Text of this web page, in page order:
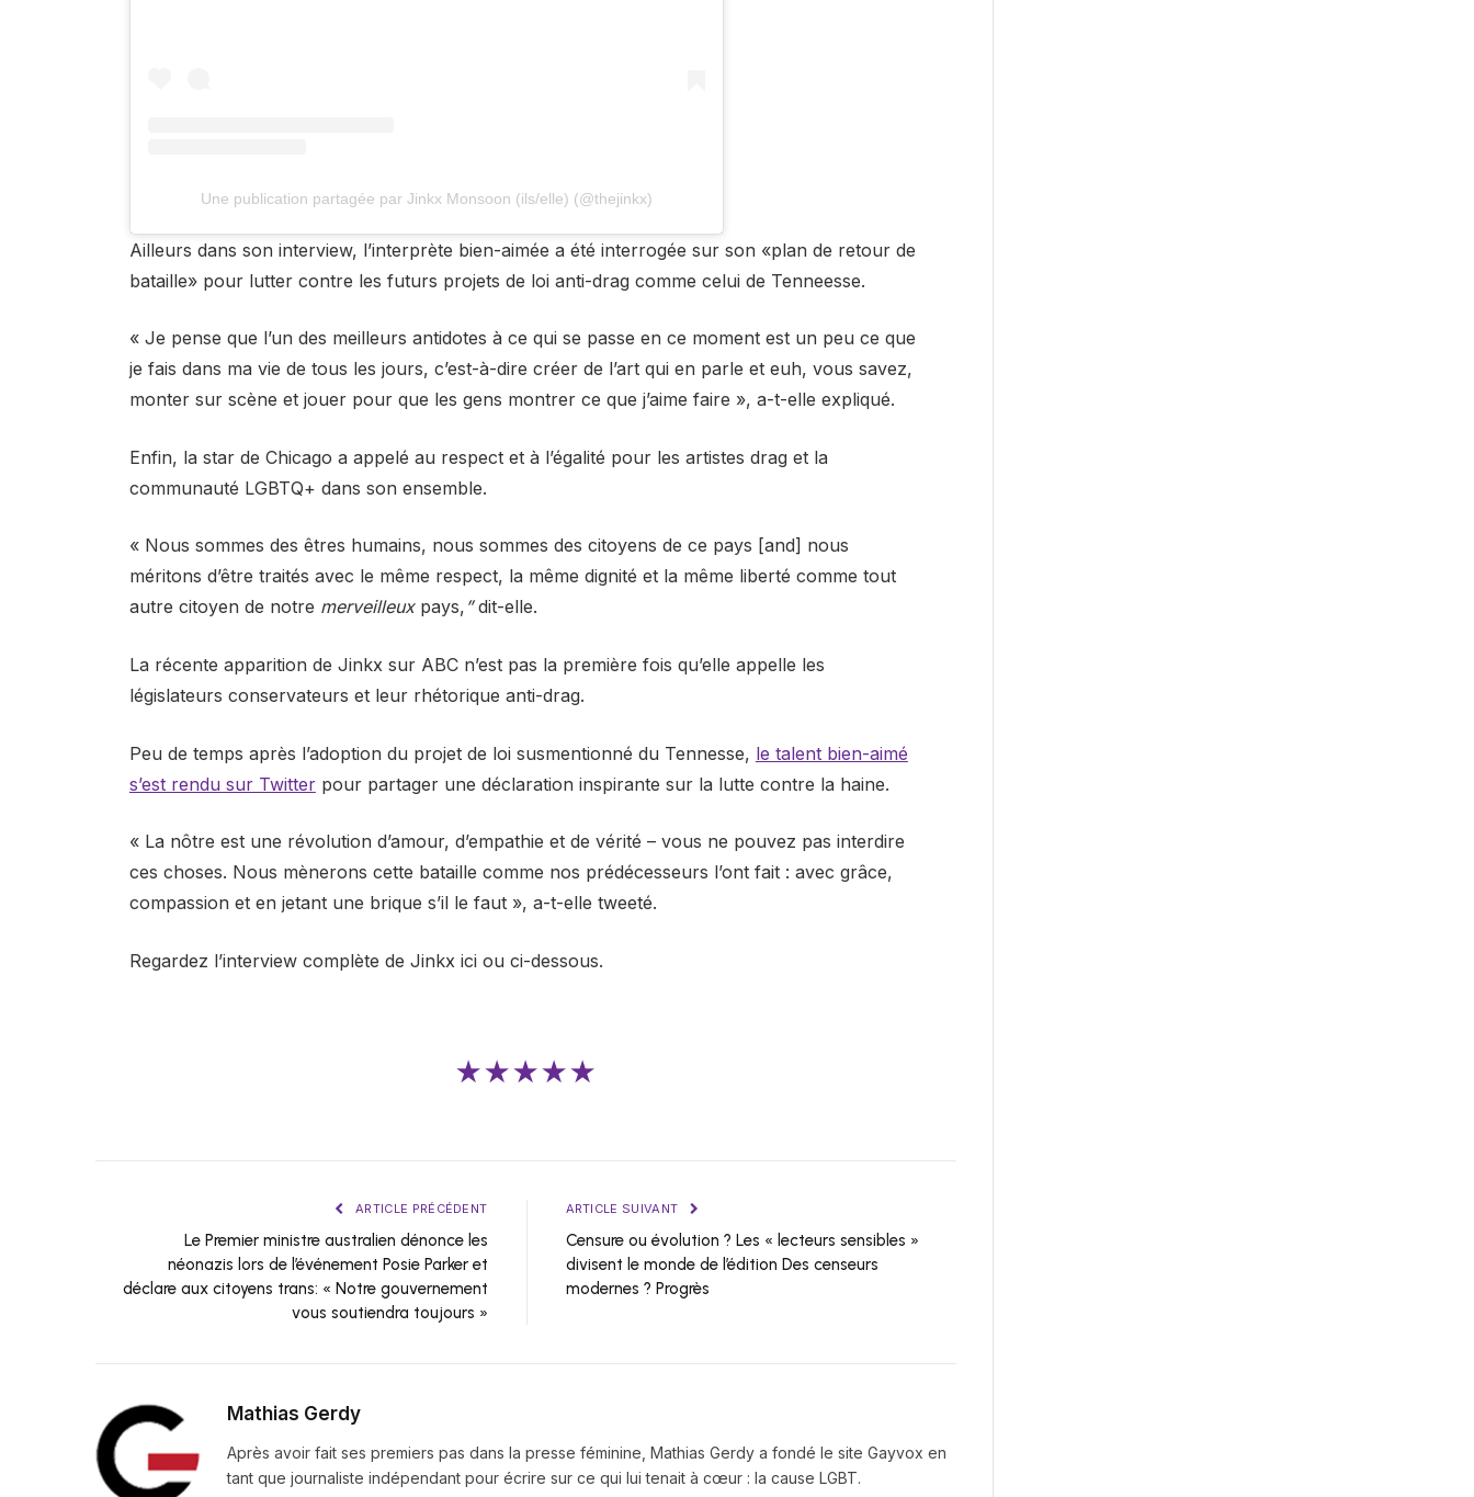
Une publication partagée par Jinkx Monsoon (ils/elle) (@thejinkx)
Ailleurs dans son interview, l’interprète bien-aimée a été interrogée sur son «plan de retour de
bataille» pour lutter contre les futurs projets de loi anti-drag comme celui de Tenneesse.
« Je pense que l’un des meilleurs antidotes à ce qui se passe en ce moment est un peu ce que
je fais dans ma vie de tous les jours, c’est-à-dire créer de l’art qui en parle et euh, vous savez,
monter sur scène et jouer pour que les gens montrer ce que j’aime faire », a-t-elle expliqué.
Enfin, la star de Chicago a appelé au respect et à l’égalité pour les artistes drag et la
communauté LGBTQ+ dans son ensemble.
« Nous sommes des êtres humains, nous sommes des citoyens de ce pays [and] nous
méritons d’être traités avec le même respect, la même dignité et la même liberté comme tout
autre citoyen de notre merveilleux pays, ”dit-elle.
La récente apparition de Jinkx sur ABC n’est pas la première fois qu’elle appelle les
législateurs conservateurs et leur rhétorique anti-drag.
Peu de temps après l’adoption du projet de loi susmentionné du Tennesse, le talent bien-aimé
s’est rendu sur Twitterpour partager une déclaration inspirante sur la lutte contre la haine.
« La nôtre est une révolution d’amour, d’empathie et de vérité – vous ne pouvez pas interdire
ces choses. Nous mènerons cette bataille comme nos prédécesseurs l’ont fait : avec grâce,
compassion et en jetant une brique s’il le faut », a-t-elle tweeté.
Regardez l’interview complète de Jinkx ici ou ci-dessous.
★★★★★
ARTICLE PRÉCÉDENT
Le Premier ministre australien dénonce les
néonazis lors de l’événement Posie Parker et
déclare aux citoyens trans: « Notre gouvernement
vous soutiendra toujours »
ARTICLE SUIVANT
Censure ou évolution ? Les « lecteurs sensibles »
divisent le monde de l’édition Des censeurs
modernes ? Progrès
Mathias Gerdy
Après avoir fait ses premiers pas dans la presse féminine, Mathias Gerdy a fondé le site Gayvox en
tant que journaliste indépendant pour écrire sur ce qui lui tenait à cœur : la cause LGBT.